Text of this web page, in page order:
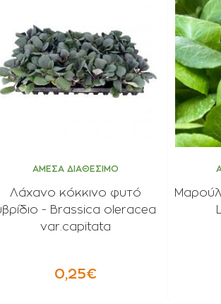
ΑΜΕΣΑ ΔΙΑΘΕΣΙΜΟ
Λάχανο κόκκινο φυτό
- Brassica oleracea
var.capitata
0,25€